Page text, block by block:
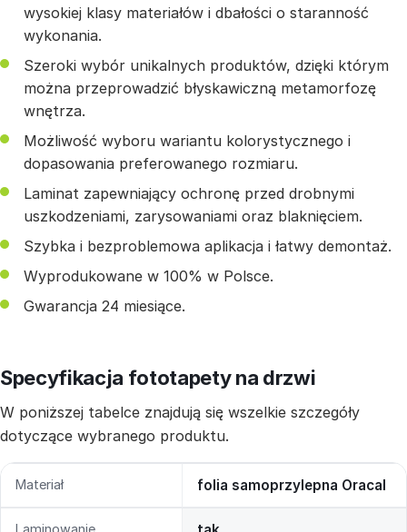
wysokiej klasy materiałów i dbałości o staranność
wykonania.
Szeroki wybór unikalnych produktów, dzięki którym
można przeprowadzić błyskawiczną metamorfozę
wnętrza.
Możliwość wyboru wariantu kolorystycznego i
dopasowania preferowanego rozmiaru.
Laminat zapewniający ochronę przed drobnymi
uszkodzeniami, zarysowaniami oraz blaknięciem.
Szybka i bezproblemowa aplikacja i łatwy demontaż.
Wyprodukowane w 100% w Polsce.
Gwarancja 24 miesiące.
Specyfikacja fototapety na drzwi
W poniższej tabelce znajdują się wszelkie szczegóły
dotyczące wybranego produktu.
Materiał folia samoprzylepna Oracal
Laminowanie